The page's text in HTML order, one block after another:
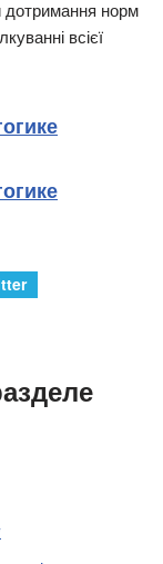
дотримання норм
всієї